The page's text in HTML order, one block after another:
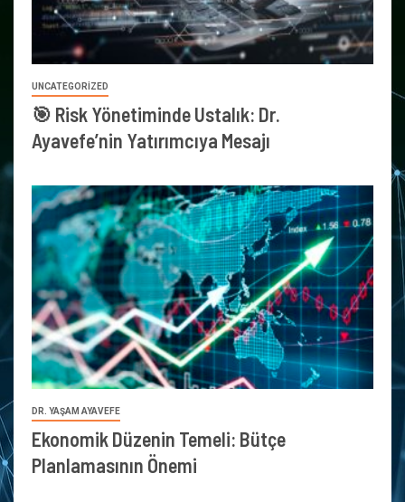
UNCATEGORIZED
🎯 Risk Yönetiminde Ustalık: Dr.
Ayavefe’nin Yatırımcıya Mesajı
DR. YAŞAM AYAVEFE
Ekonomik Düzenin Temeli: Bütçe
Planlamasının Önemi